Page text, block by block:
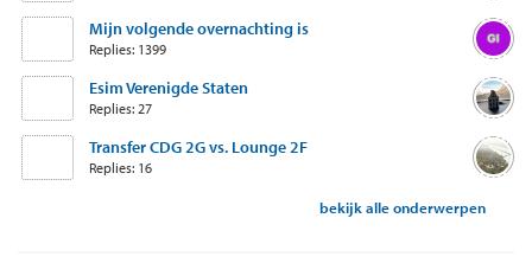
Mijn volgende overnachting is
Replies: 1399
Esim Verenigde Staten
Replies: 27
Transfer CDG 2G vs. Lounge 2F
Replies: 16
bekijk alle onderwerpen